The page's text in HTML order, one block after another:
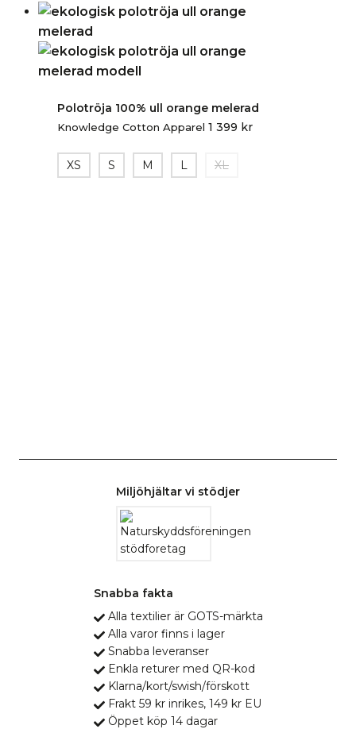
Polotröja 100% ull orange melerad
Knowledge Cotton Apparel 1 399 kr
XS S M L XL
Miljöhjältar vi stödjer
Snabba fakta
Alla textilier är GOTS-märkta
Alla varor finns i lager
Snabba leveranser
Enkla returer med QR-kod
Klarna/kort/swish/förskott
Frakt 59 kr inrikes, 149 kr EU
Öppet köp 14 dagar